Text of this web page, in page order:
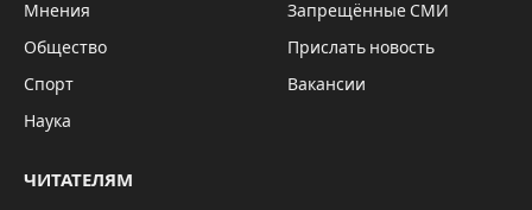
Мнения
Общество
Спорт
Наука
Запрещённые СМИ
Прислать новость
Вакансии
ЧИТАТЕЛЯМ